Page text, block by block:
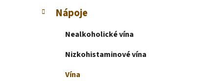
a
i
Nápoje
Nealkoholické vína
Nizkohistaminové vína
Vína